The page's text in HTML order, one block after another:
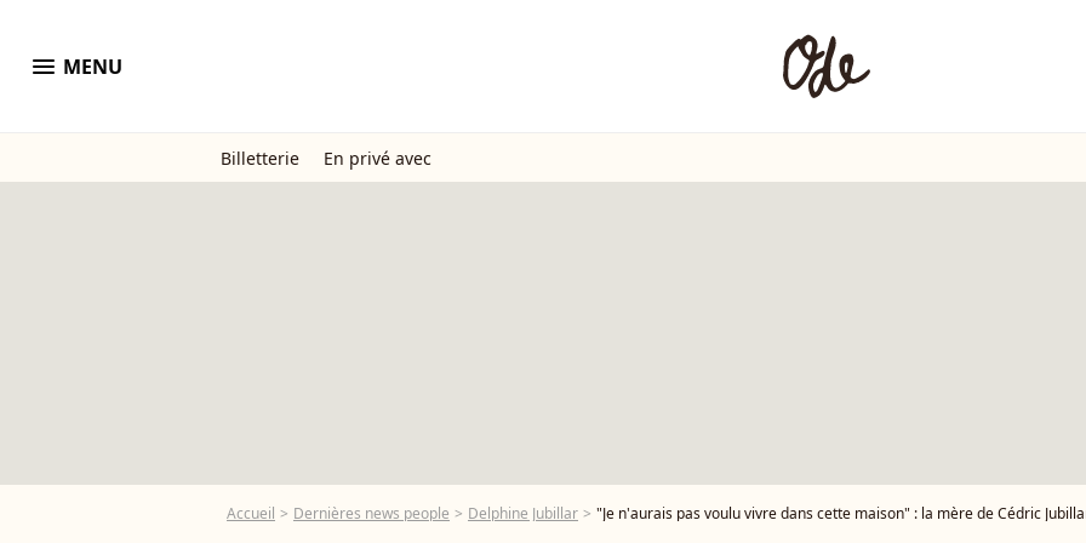
menu MENU
Billetterie En privé avec
Accueil Dernières news people Delphine Jubillar "Je n'aurais pas voulu vivre dans cette maison" : la mère de Cédric